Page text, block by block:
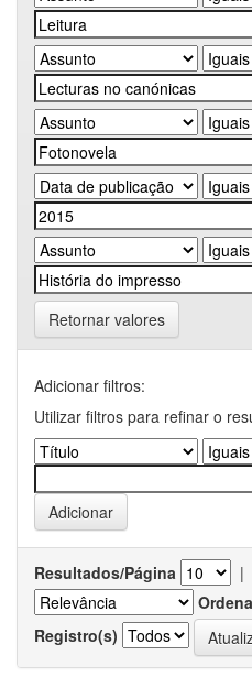
Retornar valores
Adicionar filtros:
Utilizar filtros para refinar o
Resultados/Página |
Registro(s)